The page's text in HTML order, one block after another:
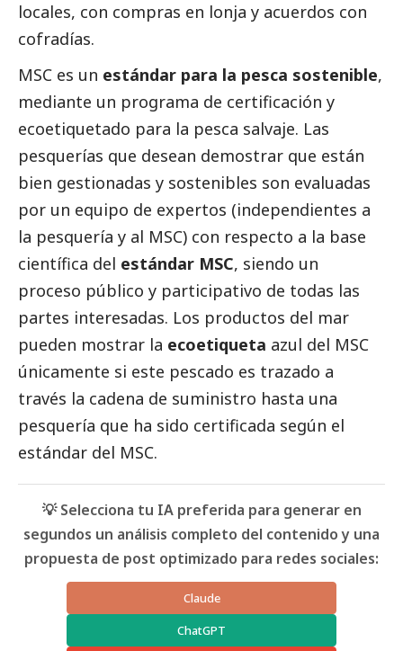
locales, con compras en lonja y acuerdos con
cofradías.
MSC es un estándar para la pesca sostenible,
mediante un programa de certificación y
ecoetiquetado para la pesca salvaje. Las
pesquerías que desean demostrar que están
bien gestionadas y sostenibles son evaluadas
por un equipo de expertos (independientes a
la pesquería y al MSC) con respecto a la base
científica del estándar MSC, siendo un
proceso público y participativo de todas las
partes interesadas. Los productos del mar
pueden mostrar la ecoetiqueta azul del MSC
únicamente si este pescado es trazado a
través la cadena de suministro hasta una
pesquería que ha sido certificada según el
estándar del MSC.
💡 Selecciona tu IA preferida para generar en
segundos un análisis completo del contenido y una
propuesta de post optimizado para redes sociales:
Claude
ChatGPT